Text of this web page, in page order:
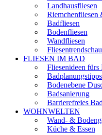
Landhausfliesen
Riemchenfliesen
Badfliesen
Bodenfliesen
Wandfliesen
Fliesentrendschau
FLIESEN IM BAD
Fliesenideen fürs
Badplanungstipps
Bodenebene
Badsanierung
Barrierefreies Bad
WOHNWELTEN
Wand- &
Küche & Essen